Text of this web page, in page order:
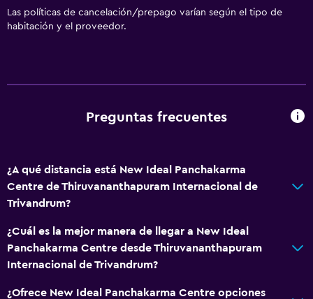
Las políticas de cancelación/prepago varían según el tipo de
habitación y el proveedor.
Preguntas frecuentes
¿A qué distancia está New Ideal Panchakarma
Centre de Thiruvananthapuram Internacional de
Trivandrum?
¿Cuál es la mejor manera de llegar a New Ideal
Panchakarma Centre desde Thiruvananthapuram
Internacional de Trivandrum?
¿Ofrece New Ideal Panchakarma Centre opciones